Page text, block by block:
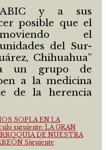
y a sus
posible que el
el
del Sur-
Chihuahua”
a un grupo de
a la medicina
de la herencia
SOPLA EN LA
siguiente: LA GRAN
DE NUESTRA
Siguiente